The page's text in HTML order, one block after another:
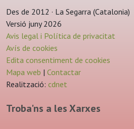
Des de 2012 · La Segarra (Catalonia)
Versió juny 2026
Avis legal i Política de privacitat
Avís de cookies
Edita consentiment de cookies
Mapa web | Contactar
Realització: cdnet
Troba'ns a les Xarxes